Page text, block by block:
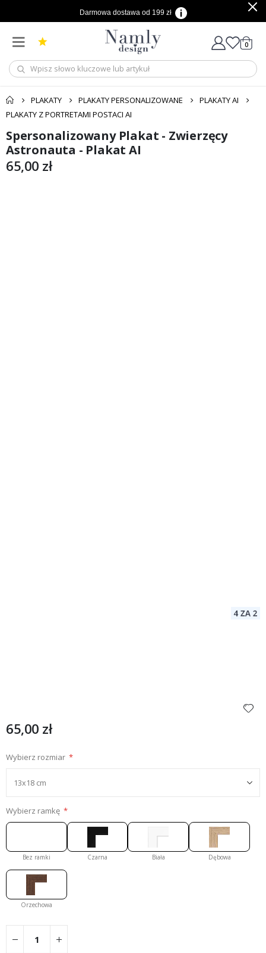
Darmowa dostawa od 199 zł
Cart
0
PLAKATY PLAKATY PERSONALIZOWANE
PLAKATY AI
PLAKATY Z PORTRETAMI POSTACI AI
Przejdź
na
koniec
galerii
Przejdź
na
początek
galerii
Spersonalizowany Plakat - Zwierzęcy
Astronauta - Plakat AI
65,00 zł
65,00 zł
Wybierz rozmiar
Wybierz ramkę
Bez ramki Czarna Biała Dębowa
Orzechowa